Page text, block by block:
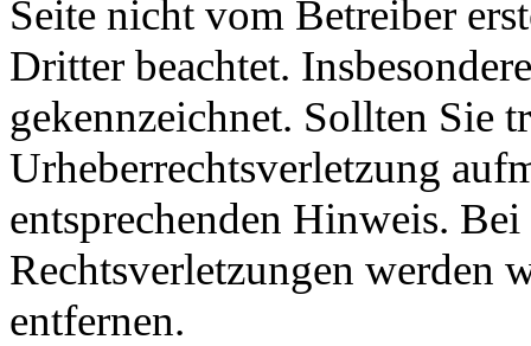
Seite nicht vom Betreiber
Dritter beachtet.
gekennzeichnet. Sollten Sie
Urheberrechtsverletzung
entsprechenden Hinweis.
Rechtsverletzungen werden
entfernen.